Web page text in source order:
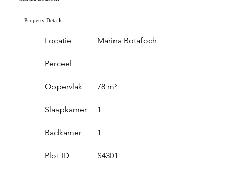
Property Details
Locatie
Perceel
Oppervlak
Marina Botafoch
78 m²
Slaapkamer
Badkamer
1
1
Plot ID S4301